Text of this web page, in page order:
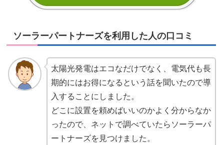
ソーラーパートナーズを利用した人の口コミ
太陽光発電はエコなだけでなく、電気代も長
期的にはお得になるという話を聞いたので導
入することにしました。
どこに設置を頼めばいいのかよく分からなか
ったので、ネットで調べていたらソーラーパ
ートナーズを見つけました。